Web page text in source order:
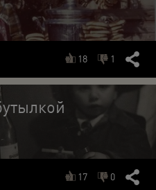
18 1
17 0